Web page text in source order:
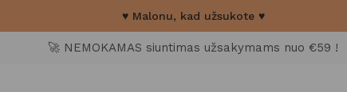
♥ Malonu, kad užsukote ♥
🚀 NEMOKAMAS siuntimas užsakymams nuo €59 !